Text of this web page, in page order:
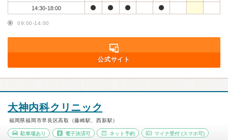
14:30-18:00
09:00-14:00
公式サイト
大神内科クリニック
福岡県福岡市早良区高取（藤崎駅、西新駅）
駐車場あり 電子決済可 ネット予約 マイナ受付 (スマホ可)